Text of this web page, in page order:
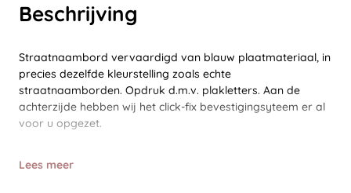
Beschrijving
Straatnaambord vervaardigd van blauw plaatmateriaal, in
precies dezelfde kleurstelling zoals echte
straatnaamborden. Opdruk d.m.v. plakletters. Aan de
achterzijde hebben wij het click-fix bevestigingsyteem er al
voor u opgezet.
Lees meer